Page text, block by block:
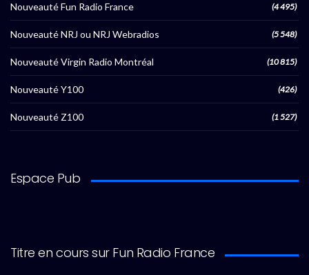
Nouveauté Fun Radio France (4 495)
Nouveauté NRJ ou NRJ Webradios (5 548)
Nouveauté Virgin Radio Montréal (10 815)
Nouveauté Y100 (426)
Nouveauté Z100 (1 527)
Espace Pub
Titre en cours sur Fun Radio France